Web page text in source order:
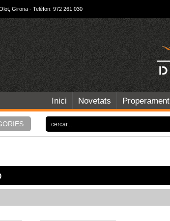
Girona - Telèfon: 972 261 030
Inici Novetats Properament